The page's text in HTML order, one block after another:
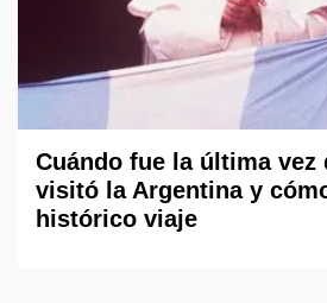
Cuándo fue la última vez
visitó la Argentina y
histórico viaje